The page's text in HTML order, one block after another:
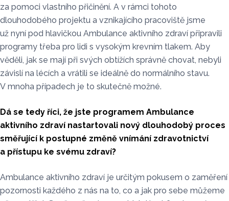
za pomoci vlastního přičinění. A v rámci tohoto
dlouhodobého projektu a vznikajícího pracoviště jsme
už nyní pod hlavičkou Ambulance aktivního zdraví připravili
programy třeba pro lidi s vysokým krevním tlakem. Aby
věděli, jak se mají při svých obtížích správně chovat, nebyli
závislí na lécích a vrátili se ideálně do normálního stavu.
V mnoha případech je to skutečně možné.
Dá se tedy říci, že jste programem Ambulance
aktivního zdraví nastartovali nový dlouhodobý proces
směřující k postupné změně vnímání zdravotnictví
a přístupu ke svému zdraví?
Ambulance aktivního zdraví je určitým pokusem o zaměření
pozornosti každého z nás na to, co a jak pro sebe můžeme